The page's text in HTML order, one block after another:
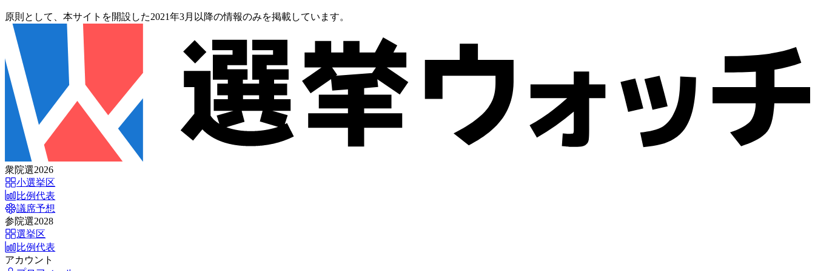
原則として、本サイトを開設した2021年3月以降の情報のみを掲載しています。
衆院選2026
小選挙区
比例代表
議席予想
参院選2028
選挙区
比例代表
アカウント